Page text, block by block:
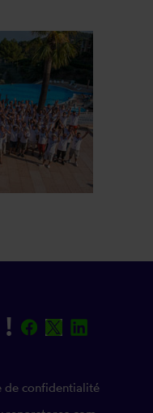
de confidentialité